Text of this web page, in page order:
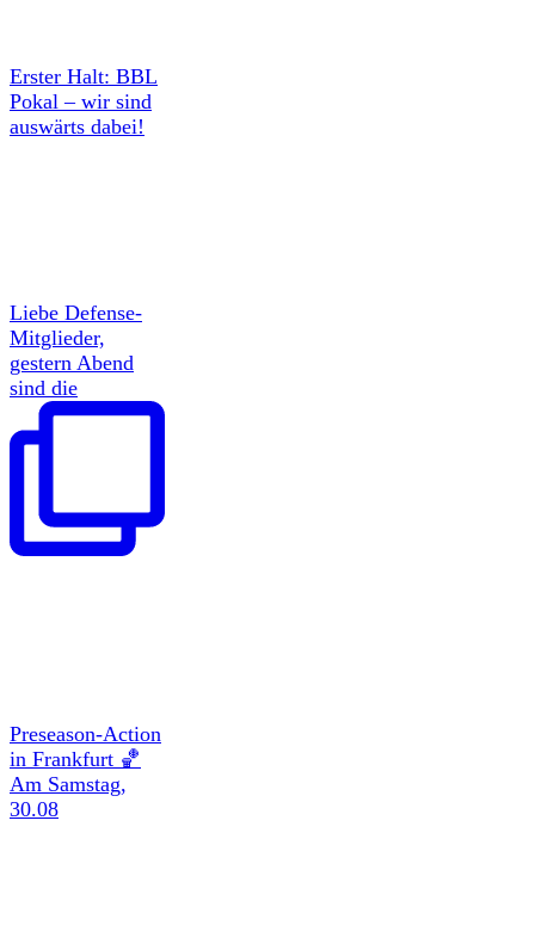
Erster Halt: BBL
Pokal – wir sind
auswärts dabei!
Liebe Defense-
Mitglieder,
gestern Abend
sind die
Preseason-Action
in Frankfurt 🏀
Am Samstag,
30.08